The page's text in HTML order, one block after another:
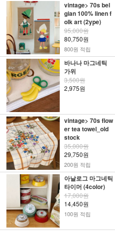
vintage> 70s bel
gian 100% linen f
olk art (2ype)
95,000원
80,750원
800원 적립
바나나 마그네틱
가위
3,500원
2,975원
vintage> 70s flow
er tea towel_old
stock
35,000원
29,750원
200원 적립
아날로그 마그네틱
타이머 (4color)
17,000원
14,450원
100원 적립